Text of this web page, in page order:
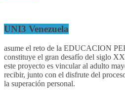
UNI3 Venezuela
asume el reto de la EDUCACION
constituye el gran desafío del siglo
este proyecto es vincular al adulto
recibir, junto con el disfrute del
la superación personal.